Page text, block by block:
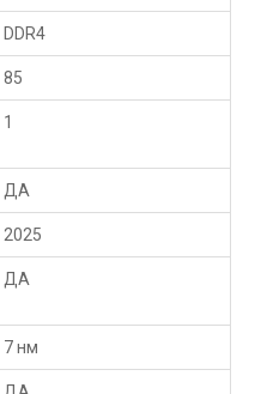
DDR4
85
1
ДА
2025
ДА
7 нм